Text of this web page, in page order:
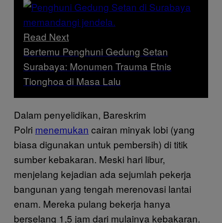
Read Next
Bertemu Penghuni Gedung Setan
Surabaya: Monumen Trauma Etnis
Tionghoa di Masa Lalu
Dalam penyelidikan, Bareskrim
Polri menemukan cairan minyak lobi (yang
biasa digunakan untuk pembersih) di titik
sumber kebakaran. Meski hari libur,
menjelang kejadian ada sejumlah pekerja
bangunan yang tengah merenovasi lantai
enam. Mereka pulang bekerja hanya
berselang 1,5 jam dari mulainya kebakaran.